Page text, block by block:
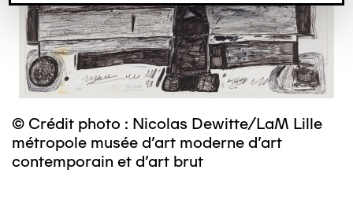
© Crédit photo : Nicolas Dewitte/LaM Lille
métropole musée d’art moderne d’art
contemporain et d’art brut